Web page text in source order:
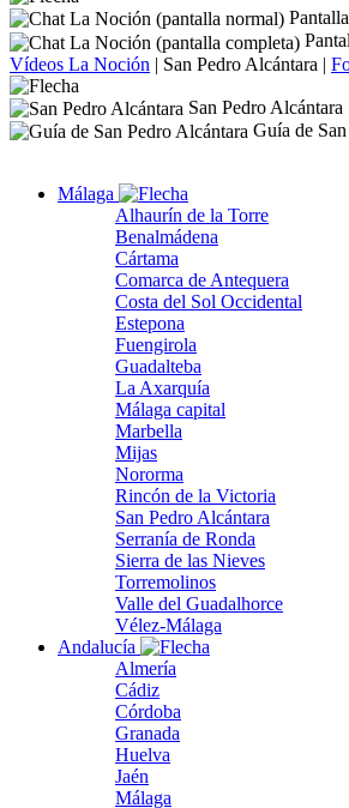
Vídeos La Noción | San Pedro Alcántara |
San Pedro Alcántara
Guía de
Málaga
Alhaurín de la Torre
Benalmádena
Cártama
Comarca de Antequera
Costa del Sol Occidental
Estepona
Fuengirola
Guadalteba
La Axarquía
Málaga capital
Marbella
Mijas
Nororma
Rincón de la Victoria
San Pedro Alcántara
Serranía de Ronda
Sierra de las Nieves
Torremolinos
Valle del Guadalhorce
Vélez-Málaga
Andalucía
Almería
Cádiz
Córdoba
Granada
Huelva
Jaén
Málaga